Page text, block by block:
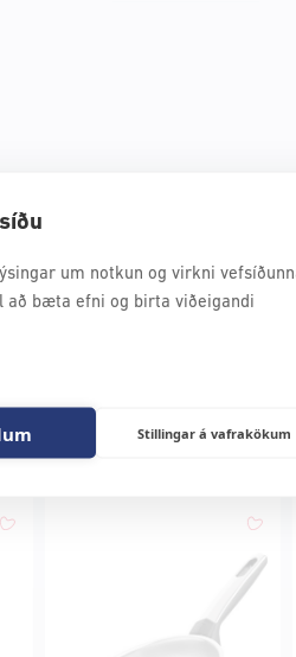
um notkun og virkni
að bæta efni og birta viðeigandi
Stillingar á vafrakökum